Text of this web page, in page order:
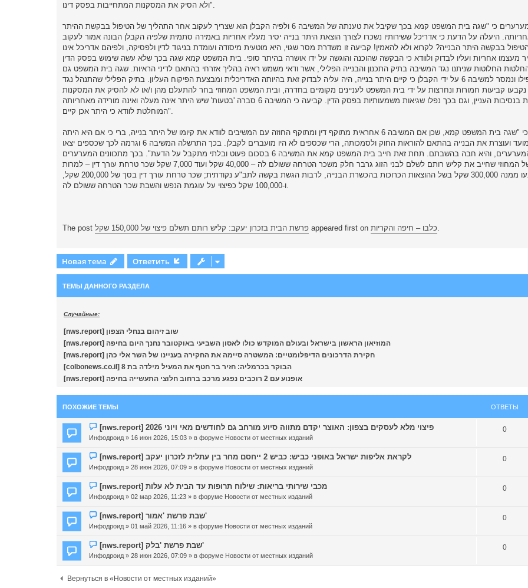
ולא הסיק את המסקנות המתחייבות בפסק דינו".
עוד כתבו המערערים כי "שגה בית המשפט קמא בכך שקיבל את טענתה של המשיבה 6 ולפיה הקבלן הוא שצריך לעקוב אחר התהליך של הטיפול בבקשת ההיתר
היעלה על הדעת כי אדריכל ששירותיו נשכרו לצורך הוצאת היתר בנייה יסיר מעליו אחריות באמירה סתמית שלפיה הקבלן הבונה אמור לעקוב
בבקשה היתר הבנייה? לקרוא ולא להאמין! קביעה זו משדרת מסר שגוי, היא מוטעית מיסודה ועומדת בניגוד לדין ולפסיקה, ולפיהם אדריכל אינו
מעצמו אחריות ועליו לבדוק ולוודא כי הבקשה שהוכנה והוגשה על ידו אושרה בהיתר סופי. בית המשפט קמא שגה בכך שלא עשה שימוש בפסק הדין
החלוטות שניתנו נגד המשיבה בתיק התכנון והבנייה הפלילי, אשר ודאי משמש ראיה בהליך אזרחי בהתאם לדיני הראיות. שגה בית המשפט גם
בכך שאפילו ונמסר למשיבה 6 על ידי הקבלן כי קיים היתר בנייה, היה עליה לבדוק זאת בהיותה האדריכלית ומבצעת הפיקוח העליון. בתיק הפלילי שהתנהל נגד
המשיבה 6 נקבעו קביעות חמורות ונחרצות על ידי בית המשפט לעניינים מקומיים בחדרה, ובית המשפט המחוזי בחר להתעלם מהן ו/או לא להסיק את המסקנות
המתחייבות בנסיבות העניין, וגם בכך נפלו שגיאות משמעותיות בפסק הדין. קביעה כי המשיבה 6 סברה 'בטעות' שיש היתר אינה מעלה ואינה מורידה מאחריותה
המוחלטת לוודא כי היתר אכן קיים".
כמו כן נטען כי "שגה בית המשפט קמא, שכן אם המשיבה 6 אחראית מתוקף דין ומתוקף החוזה עם המשיבים לוודא את קיומו של היתר בנייה, ברי כי אם היא היתה
מתריעה במועד ועוצרת את הבנייה בהתאם להוראות החוק ולסמכותה, הרי שכספים לא היו מועברים לקבלן. בכך התרשלה המשיבה 6 וגרמה לכך שכספים יצאו
מחזקת המערערים, והיא חבה בהשבתם. תחת זאת חייב בית המשפט קמא את המשיבה 6 בסכום פעוט ובלתי מתקבל על הדעת". בכך מתכוונים המערערים
לפסק הדין של המחוזי שחייב את קליש רותם לשלם לבני הזוג גרבר חלק משכר הטרחה ששולם לה – 40,000 שקל ועוד 7,000 שקל שכר טרחת עורך דין – למרות
שהם תבעו ממנה 300,000 שקל בשל ההוצאות הכרוכות בהכשרת הבנייה, לרבות הגשת בקשה לתב"ע נקודתית; שכר טרחת עורך דין בסך של 200,000 שקל,
ו-100,000 שקל כפיצוי על עוגמת הנפש והשבת שכר הטרחה ששולם לה.
The post פרשת הבית בזכרון יעקב: קליש רותם תשלם פיצוי של 150,000 שקל appeared first on כלבו – חיפה והקריות.
Новая тема Ответить
ТЕМЫ ДАННОГО РАЗДЕЛА
Случайные:
[nws.report] שוב זיהום בנחלי הצפון
[nws.report] המוזיאון הראשון בישראל ובעולם המוקדש כולו לאסון השביעי באוקטובר נחנך היום בחיפה
[nws.report] חקירת הדרכונים הדיפלומטיים: המשטרה סיימה את החקירה בעניינו של השר אלי כהן
[colbonews.co.il] הבוקר בכרמליה: חזיר בר חטף את המעיל מילדה בת 8
[nws.report] אופנוע עם 2 רוכבים נפגע מרכב ברחוב חלוצי התעשייה בחיפה
ПОХОЖИЕ ТЕМЫ ОТВЕТЫ
Н
о
о
е
о
о
б
е
н
е
[nws.report] פיצוי מלא לעסקים בצפון: האוצר יקדם מתווה סיוע מורחב גם לחודשים מאי ויוני 2026
Инфодроид » 16 июн 2026, 15:03 » в форуме Новости от местных изданий
0
Н
о
о
е
о
о
б
е
н
е
[nws.report] לקראת אליפות ישראל באופני כביש: כביש 2 ייחסם מחר בין עתלית לזכרון יעקב
Инфодроид » 28 июн 2026, 07:09 » в форуме Новости от местных изданий
0
Н
о
о
е
о
о
б
е
[nws.report] מכבי שירותי בריאות: שילוח תרופות עד הבית לא עלות
Инфодроид » 02 мар 2026, 11:23 » в форуме Новости от местных изданий
0
Н
о
о
е
о
[nws.report] שבת פרשת 'אמור'
Инфодроид » 01 май 2026, 11:16 » в форуме Новости от местных изданий
0
Н
о
е
[nws.report] שבת פרשת 'בלק'
Инфодроид » 28 июн 2026, 07:09 » в форуме Новости от местных изданий
0
Вернуться в «Новости от местных изданий»